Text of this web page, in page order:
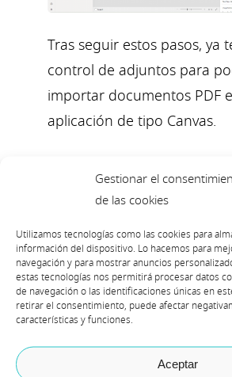
Gestionar el
de las cookies
Utilizamos tecnologías como las cookies para
información del dispositivo. Lo hacemos para
navegación y para mostrar anuncios
estas tecnologías nos permitirá procesar datos
de navegación o las identificaciones únicas en
retirar el consentimiento, puede afectar
características y funciones.
Aceptar
Tras seguir estos pasos, ya
control de adjuntos para
importar documentos PDF
aplicación de tipo Canvas.
adjuntos?
es necesario considerar su